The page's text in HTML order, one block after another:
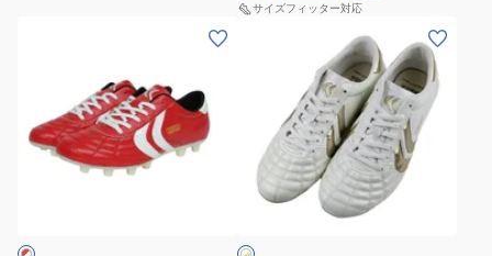
サイズフィッター対応
ズ)Ligaresta
F20.001.0201W
サ